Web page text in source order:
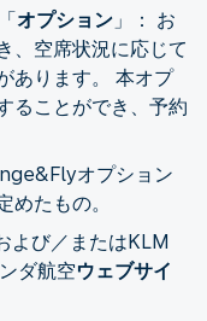
オプション 」： お
、空席状況に応じて
あります。 本オプ
ることができ、予約
オプション
たもの。
よび／またはKLM
ダ航空ウェブサイ